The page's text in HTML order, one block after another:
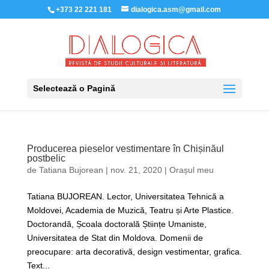
+373 22 221 181 dialogica.asm@gmail.com
Selectează o Pagină
Producerea pieselor vestimentare în Chișinăul
postbelic
de Tatiana Bujorean | nov. 21, 2020| Orașul meu
Tatiana BUJOREAN. Lector, Universitatea Tehnică a
Moldovei, Academia de Muzică, Teatru și Arte Plastice.
Doctorandă, Școala doctorală Științe Umaniste,
Universitatea de Stat din Moldova. Domenii de
preocupare: arta decorativă, design vestimentar, grafica.
Text...